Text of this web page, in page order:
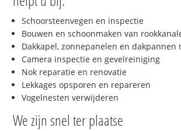
Schoorsteenvegen en inspectie
Bouwen en schoonmaken van
Dakkapel, zonnepanelen en dakpannen
Camera inspectie en gevelreiniging
Nok reparatie en renovatie
Lekkages opsporen en repareren
Vogelnesten verwijderen
We zijn snel ter plaatse